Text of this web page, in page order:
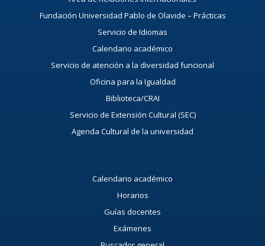
Fundación Universidad Pablo de Olavide – Prácticas
Servicio de Idiomas
Calendario académico
Servicio de atención a la diversidad funcional
Oficina para la Igualdad
Biblioteca/CRAI
Servicio de Extensión Cultural (SEC)
Agenda Cultural de la universidad
Calendario académico
Horarios
Guías docentes
Exámenes